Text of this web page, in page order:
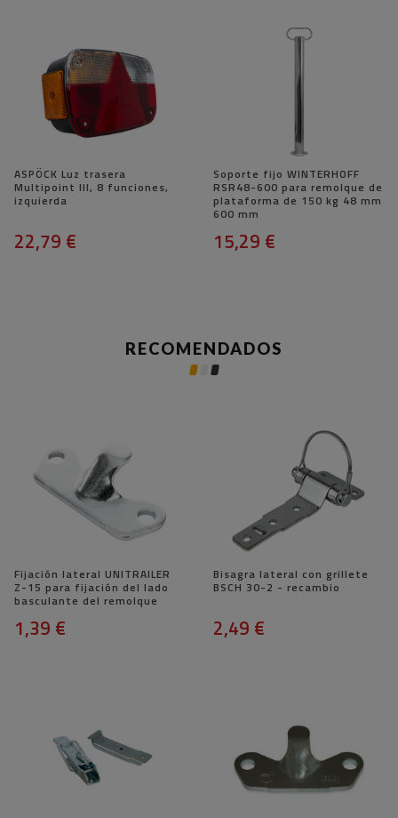
ASPÖCK Luz trasera
Multipoint III, 8 funciones,
izquierda
22,79 €
Soporte fijo WINTERHOFF
RSR48-600 para remolque de
plataforma de 150 kg 48 mm
600 mm
15,29 €
RECOMENDADOS
Fijación lateral UNITRAILER
Z-15 para fijación del lado
basculante del remolque
1,39 €
Bisagra lateral con grillete
BSCH 30-2 - recambio
2,49 €